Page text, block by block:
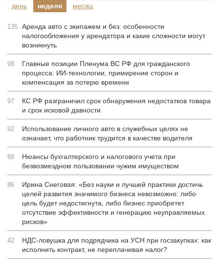
день
неделя месяц
135 Аренда авто с экипажем и без: особенности
налогообложения у арендатора и какие сложности могут
возникнуть
98
Главные позиции Пленума ВС РФ для гражданского
процесса: ИИ-технологии, примирение сторон и
компенсация за потерю времени
97
КС РФ разграничил срок обнаружения недостатков товара
и срок исковой давности
92
Использование личного авто в служебных целях не
означает, что работник трудится в качестве водителя
89
Нюансы бухгалтерского и налогового учета при
безвозмездном пользовании чужим имуществом
86
Ирина Снеговая: «Без науки и лучшей практики достичь
целей развития значимого бизнеса невозможно: либо
цель будет недостигнута, либо бизнес приобретет
отсутствие эффективности и генерацию неуправляемых
рисков»
42
НДС-ловушка для подрядчика на УСН при госзакупках: как
исполнить контракт, не переплачивая налог?